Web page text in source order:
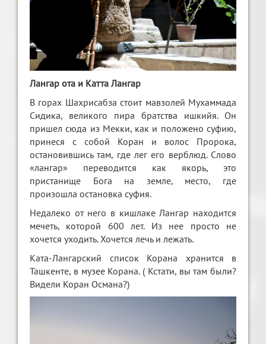
Лангар ота и Катта Лангар
В горах Шахрисабза стоит мавзолей Мухаммада
Сидика, великого пира братства ишкийя. Он
пришел сюда из Мекки, как и положено суфию,
принеся с собой Коран и волос Пророка,
остановившись там, где лег его верблюд. Слово
«лангар» переводится как якорь, это
пристанище Бога на земле, место, где
произошла остановка суфия.
Недалеко от него в кишлаке Лангар находится
мечеть, которой 600 лет. Из нее просто не
хочется уходить. Хочется лечь и лежать.
Ката-Лангарский список Корана хранится в
Ташкенте, в музее Корана. ( Кстати, вы там были?
Видели Коран Османа?)